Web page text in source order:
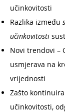
učinkovitosti
Razlika između
učinkovitosti
Novi trendovi –
usmjerava na
vrijednosti
Zašto
učinkovitosti,